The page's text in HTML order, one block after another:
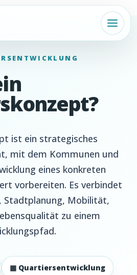
ist ein strategisches
mit dem Kommunen und
eines konkreten
vorbereiten. Es verbindet
Stadtplanung, Mobilität,
zu einem
▦ Quartiersentwicklung